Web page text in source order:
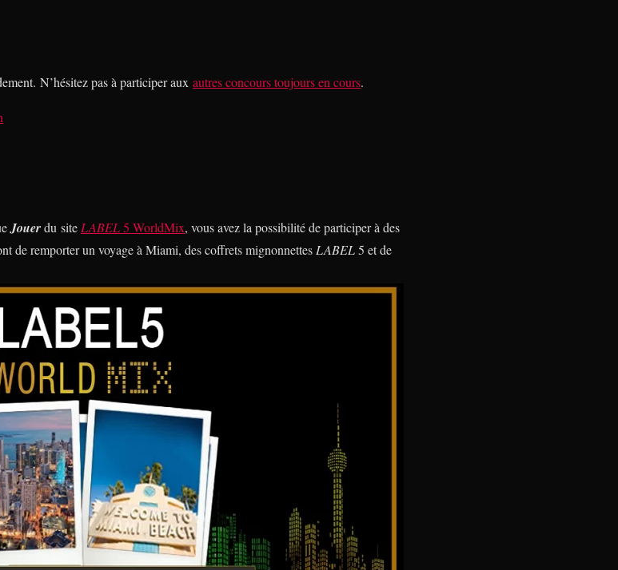
N’hésitez pas à participer aux autres concours toujours en cours.
Jouerdu siteLABEL5 WorldMix, vous avez la possibilité de participer à des
de remporter un voyage à Miami, des coffrets mignonnettesLABEL5 et de